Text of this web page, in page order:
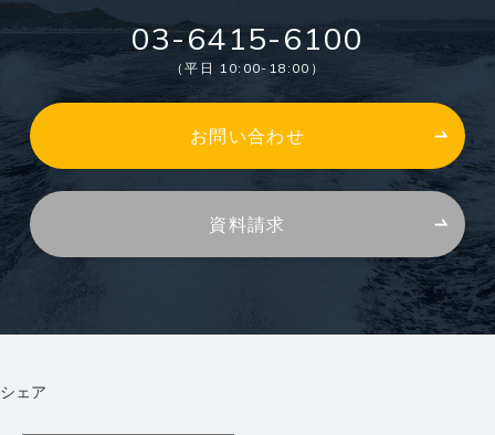
03-6415-6100
（平日 10:00-18:00）
お問い合わせ
資料請求
シェア